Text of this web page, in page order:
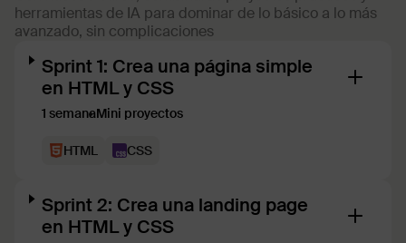
herramientas de IA para dominar de lo básico a lo más
avanzado, sin complicaciones
Sprint 1: Crea una página simple
en HTML y CSS
1 semanaMini proyectos
HTML CSS
Sprint 2: Crea una landing page
en HTML y CSS